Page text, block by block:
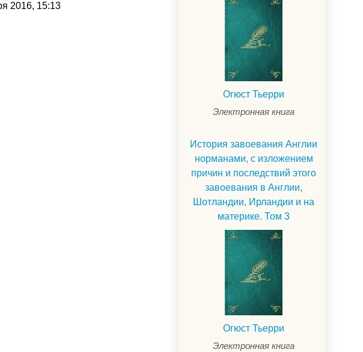
2016, 15:13
Огюст Тьерри
Электронная книга
История завоевания Англии
норманами, с изложением
причин и последствий этого
завоевания в Англии,
Шотландии, Ирландии и на
материке. Том 3
Огюст Тьерри
Электронная книга